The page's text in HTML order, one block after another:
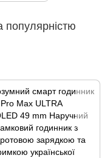
популярністю